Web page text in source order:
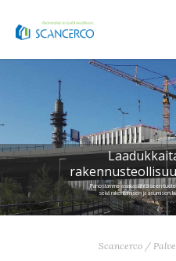
Panostamme asiakaslähtöiseen
sekä rakentamisen ja asumisen
Scancerco /